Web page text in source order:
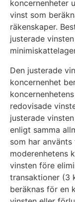
koncernenheter
vinst som
räkenskaper.
justerade
Den justerade
koncernenhet
redovisade
justerade
enligt samma
som har
moderenhetens
vinsten före
transaktioner (3
beräknas för en